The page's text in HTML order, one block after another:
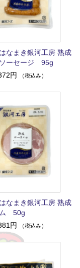
なまき銀河工房 熟成
ーセージ 95g
円
（税込み）
なまき銀河工房 熟成
ム 50g
円
（税込み）